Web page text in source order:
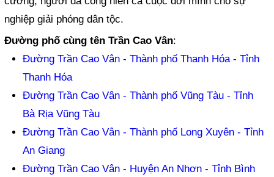
nghiệp giải phóng dân tộc.
Đường phố cùng tên Trần Cao Vân:
Đường Trần Cao Vân - Thành phố Thanh Hóa - Tỉnh
Thanh Hóa
Đường Trần Cao Vân - Thành phố Vũng Tàu - Tỉnh
Bà Rịa Vũng Tàu
Đường Trần Cao Vân - Thành phố Long Xuyên - Tỉnh
An Giang
Đường Trần Cao Vân - Huyện An Nhơn - Tỉnh Bình